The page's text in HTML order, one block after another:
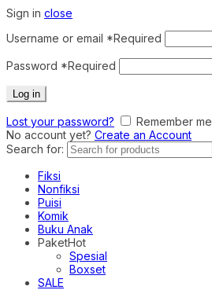
Sign in close
Username or email *Required
Password *Required
Log in
Lost your password?
Remember me
No account yet? Create an Account
Search for:
Fiksi
Nonfiksi
Puisi
Komik
Buku Anak
PaketHot
Spesial
Boxset
SALE